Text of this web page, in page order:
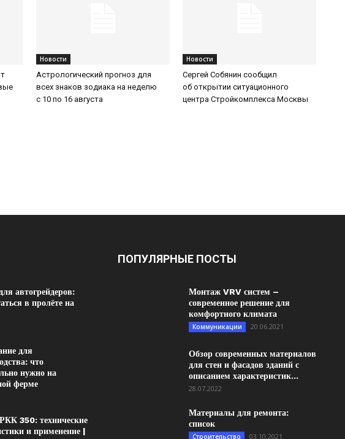
Новости
Астрологический прогноз для
всех знаков зодиака на неделю
с 10 по 16 августа
Новости
Сергей Собянин сообщил
об открытии ситуационного
центра Стройкомплекса Москвы
автогрейдеров:
в пролёте на
для
что
нужно на
ферме
350: технические
и применение |
ПОПУЛЯРНЫЕ ПОСТЫ
Монтаж VRV систем –
современное решение для
комфортного климата
Коммуникации 20.06.2021
Обзор современных материалов
для стен и фасадов зданий с
описанием характеристик...
28.07.2022
Материалы для ремонта:
список
Строительство 03.10.2021